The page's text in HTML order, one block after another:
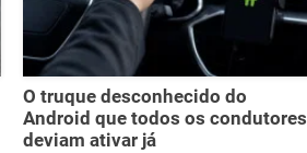
O truque desconhecido do
Android que todos os condutores
deviam ativar já